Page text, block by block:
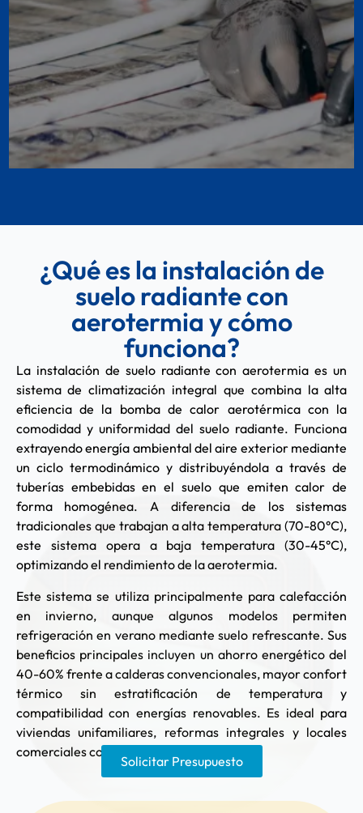
¿Qué es la instalación de
suelo radiante con
aerotermia y cómo
funciona?
La instalación de suelo radiante con aerotermia es un
sistema de climatización integral que combina la alta
eficiencia de la bomba de calor aerotérmica con la
comodidad y uniformidad del suelo radiante. Funciona
extrayendo energía ambiental del aire exterior mediante
un ciclo termodinámico y distribuyéndola a través de
tuberías embebidas en el suelo que emiten calor de
forma homogénea. A diferencia de los sistemas
tradicionales que trabajan a alta temperatura (70-80°C),
este sistema opera a baja temperatura (30-45°C),
optimizando el rendimiento de la aerotermia.
Este sistema se utiliza principalmente para calefacción
en invierno, aunque algunos modelos permiten
refrigeración en verano mediante suelo refrescante. Sus
beneficios principales incluyen un ahorro energético del
40-60% frente a calderas convencionales, mayor confort
térmico sin estratificación de temperatura y
compatibilidad con energías renovables. Es ideal para
viviendas unifamiliares, reformas integrales y locales
comerciales con alta demanda de confort.
Solicitar Presupuesto